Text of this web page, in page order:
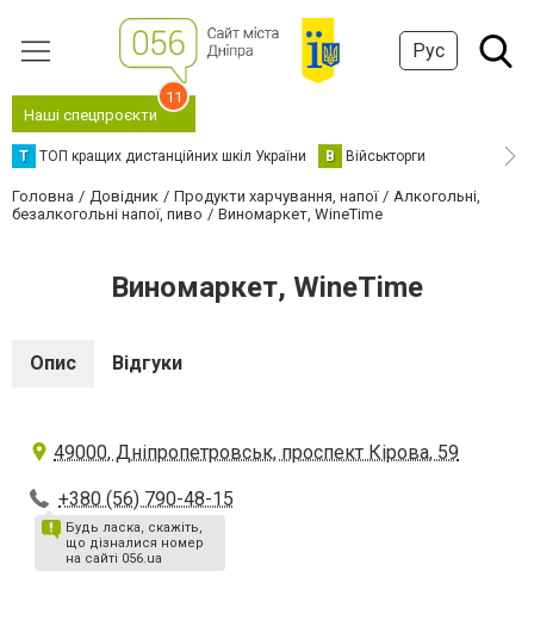
Рус
Наші спецпроєкти
11
Т ТОП кращих дистанційних шкіл України В Військторги
Головна Довідник Продукти харчування, напої
Алкогольні,
безалкогольні напої, пиво
Виномаркет, WineTime
Виномаркет, WineTime
Опис Відгуки
49000, Дніпропетровськ, проспект Кірова, 59
+380 (56) 790-48-15
Будь ласка, скажіть,
що дізналися номер
на сайті 056.ua